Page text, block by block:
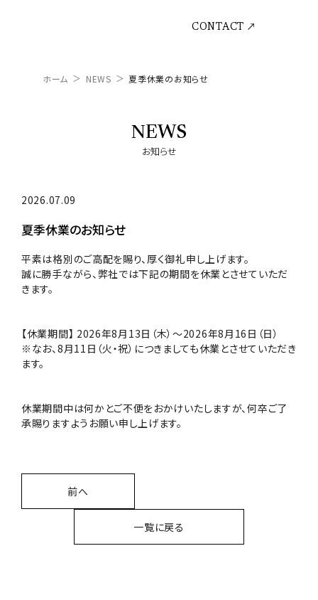
CONTACT
ホーム NEWS 夏季休業のお知らせ
NEWS
お知らせ
2026.07.09
夏季休業のお知らせ
平素は格別のご高配を賜り、厚く御礼申し上げます。
誠に勝手ながら、弊社では下記の期間を休業とさせていただ
きます。
【休業期間】 2026年8月 13日（木）～2026年8月 16 日（日）
※ なお、8月11 日（火・祝）につきましても休業とさせていただき
ます。
休業期間中は何かとご不便をおかけいたしますが、何卒ご了
承賜りますようお願い申し上げます。
前へ
一覧に戻る